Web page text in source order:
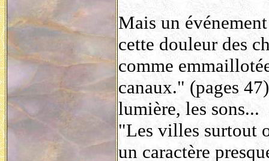
Mais un
cette douleur des
comme
canaux." (pages
lumière, les sons...
"Les villes surtout
un caractère